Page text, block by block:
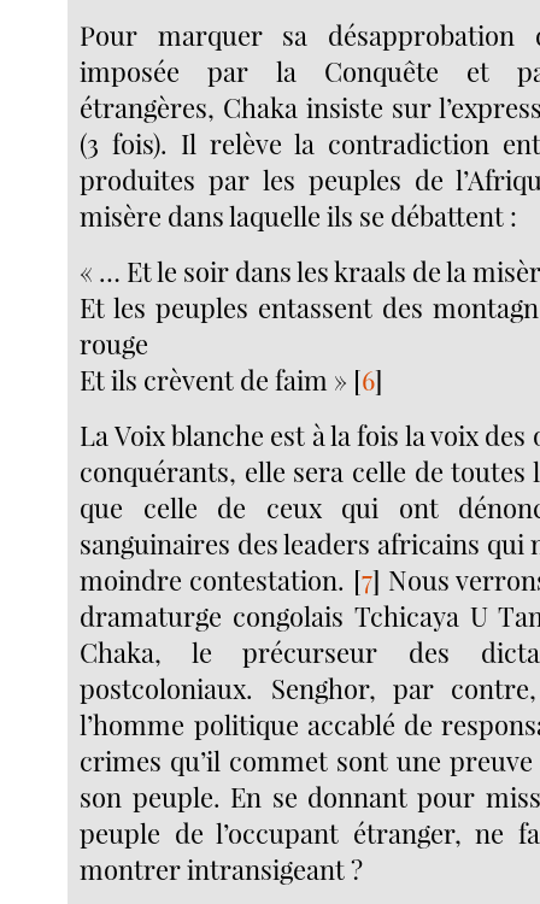
Pour marquer sa désapprobation
imposée par la Conquête et
étrangères, Chaka insiste sur
(3 fois). Il relève la contradiction
produites par les peuples de
misère dans laquelle ils se débattent :
« … Et le soir dans les kraals de la
Et les peuples entassent des
rouge
Et ils crèvent de faim » [6]
La Voix blanche est à la fois la voix
conquérants, elle sera celle de toutes
que celle de ceux qui ont
sanguinaires des leaders africains qui
moindre contestation. [7] Nous
dramaturge congolais Tchicaya U
Chaka, le précurseur des
postcoloniaux. Senghor, par
l’homme politique accablé de
crimes qu’il commet sont une
son peuple. En se donnant pour
peuple de l’occupant étranger, ne
montrer intransigeant ?